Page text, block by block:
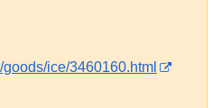
ice/3460160.html